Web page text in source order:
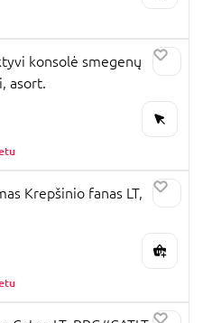
konsolė smegenų
asort.
Krepšinio fanas LT,